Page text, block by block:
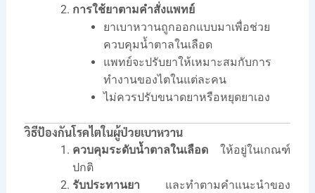
การใช้ยาตามคำสั่งแพทย์
ยาเบาหวานถูกออกแบบมาเพื่อช่วย
ควบคุมน้ำตาลในเลือด
แพทย์จะปรับยาให้เหมาะสมกับการ
ทำงานของไตในแต่ละคน
ไม่ควรปรับขนาดยาหรือหยุดยาเอง
วิธีป้องกันโรคไตในผู้ป่วยเบาหวาน
ควบคุมระดับน้ำตาลในเลือดให้อยู่ในเกณฑ์
ปกติ
รับประทานยา และทำตามคำแนะนำของ